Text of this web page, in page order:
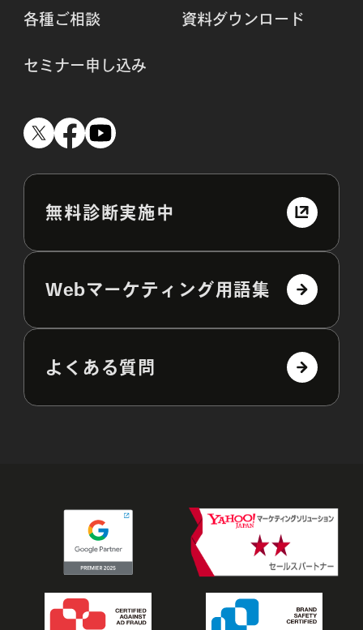
各種ご相談 資料ダウンロード
セミナー申し込み
無料診断実施中
Webマーケティング用語集
よくある質問